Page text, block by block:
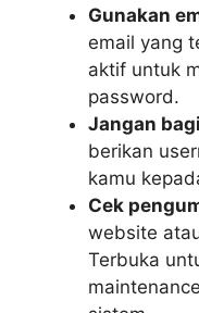
Gunakan
email yang
aktif untuk
password.
Jangan
berikan
kamu
Cek
website
Terbuka